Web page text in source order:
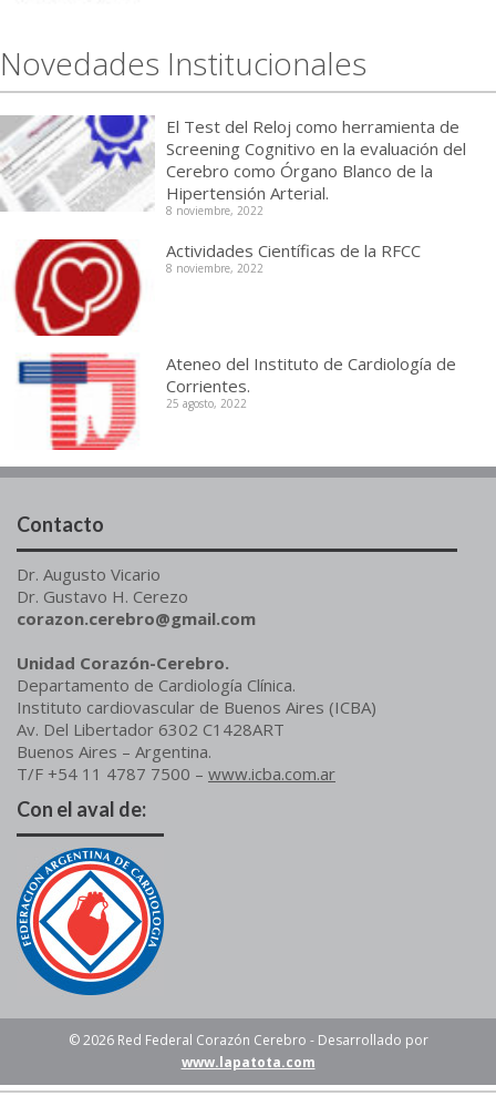
Novedades Institucionales
El Test del Reloj como herramienta de
Screening Cognitivo en la evaluación del
Cerebro como Órgano Blanco de la
Hipertensión Arterial.
8 noviembre, 2022
Actividades Científicas de la RFCC
8 noviembre, 2022
Ateneo del Instituto de Cardiología de
Corrientes.
25 agosto, 2022
Contacto
Dr. Augusto Vicario
Dr. Gustavo H. Cerezo
corazon.cerebro@gmail.com
Unidad Corazón-Cerebro.
Departamento de Cardiología Clínica.
Instituto cardiovascular de Buenos Aires (ICBA)
Av. Del Libertador 6302 C1428ART
Buenos Aires – Argentina.
T/F +54 11 4787 7500 – www.icba.com.ar
Con el aval de:
© 2026 Red Federal Corazón Cerebro - Desarrollado por
www.lapatota.com